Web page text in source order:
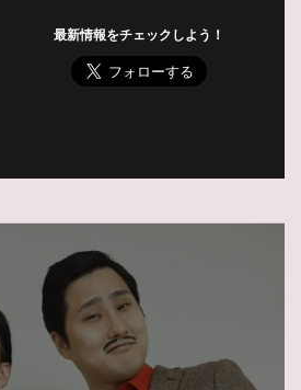
最新情報をチェックしよう！